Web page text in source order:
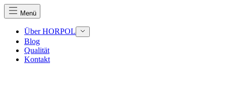
Menü
Über HORPOL
Blog
Qualität
Kontakt